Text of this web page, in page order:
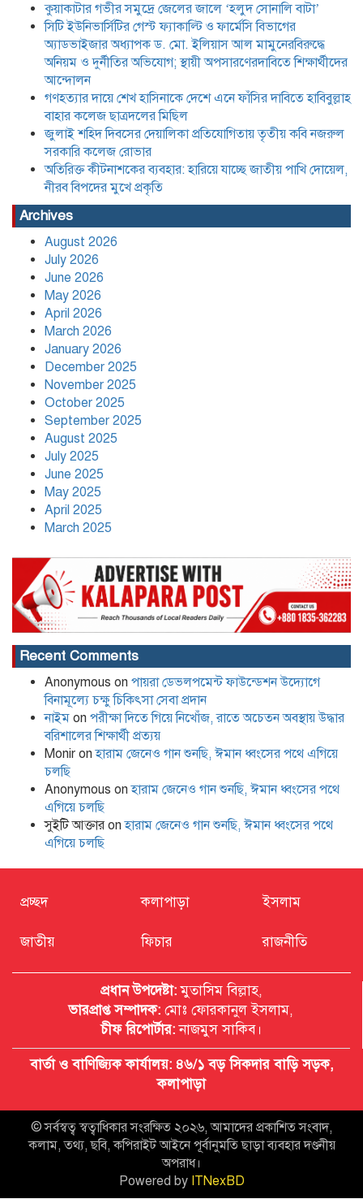
কুয়াকাটার গভীর সমুদ্রে জেলের জালে ‘হলুদ সোনালি বাটা’
সিটি ইউনিভার্সিটির গেস্ট ফ্যাকাল্টি ও ফার্মেসি বিভাগের
অ্যাডভাইজার অধ্যাপক ড. মো. ইলিয়াস আল মামুনেরবিরুদ্ধে
অনিয়ম ও দুর্নীতির অভিযোগ; স্থায়ী অপসারণেরদাবিতে শিক্ষার্থীদের
আন্দোলন
গণহত্যার দায়ে শেখ হাসিনাকে দেশে এনে ফাঁসির দাবিতে হাবিবুল্লাহ
বাহার কলেজ ছাত্রদলের মিছিল
জুলাই শহিদ দিবসের দেয়ালিকা প্রতিযোগিতায় তৃতীয় কবি নজরুল
সরকারি কলেজ রোভার
অতিরিক্ত কীটনাশকের ব্যবহার: হারিয়ে যাচ্ছে জাতীয় পাখি দোয়েল,
নীরব বিপদের মুখে প্রকৃতি
Archives
August 2026
July 2026
June 2026
May 2026
April 2026
March 2026
January 2026
December 2025
November 2025
October 2025
September 2025
August 2025
July 2025
June 2025
May 2025
April 2025
March 2025
Recent Comments
Anonymous on পায়রা ডেভলপমেন্ট ফাউন্ডেশন উদ্যোগে
বিনামূল্যে চক্ষু চিকিৎসা সেবা প্রদান
নাইম on পরীক্ষা দিতে গিয়ে নিখোঁজ, রাতে অচেতন অবস্থায় উদ্ধার
বরিশালের শিক্ষার্থী প্রত্যয়
Monir onহারাম জেনেও গান শুনছি, ঈমান ধ্বংসের পথে এগিয়ে
চলছি
Anonymous onহারাম জেনেও গান শুনছি, ঈমান ধ্বংসের পথে
এগিয়ে চলছি
সুইটি আক্তার onহারাম জেনেও গান শুনছি, ঈমান ধ্বংসের পথে
এগিয়ে চলছি
প্রচ্ছদ কলাপাড়া ইসলাম
জাতীয় ফিচার রাজনীতি
প্রধান উপদেষ্টা:মুতাসিম বিল্লাহ,
ভারপ্রাপ্ত সম্পাদক: মোঃ ফোরকানুল ইসলাম,
চীফ রিপোর্টার:নাজমুস সাকিব।
বার্তা ও বাণিজ্যিক কার্যালয়: ৪৬/১ বড় সিকদার বাড়ি সড়ক,
কলাপাড়া
© সর্বস্বত্ব স্বত্বাধিকার সংরক্ষিত ২০২৬, আমাদের প্রকাশিত সংবাদ,
কলাম, তথ্য, ছবি, কপিরাইট আইনে পূর্বানুমতি ছাড়া ব্যবহার দণ্ডনীয়
অপরাধ।
Powered by ITNexBD